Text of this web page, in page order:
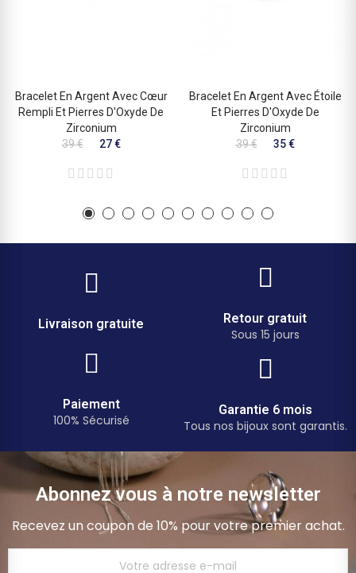
Bracelet En Argent Avec Cœur
Rempli Et Pierres D'Oxyde De
Zirconium
39 €
27 €
Bracelet En Argent Avec Étoile
Et Pierres D'Oxyde De
Zirconium
39 €
35 €
Livraison gratuite
Paiement
100% Sécurisé
Retour gratuit
Sous 15 jours
Garantie 6 mois
Tous nos bijoux sont garantis.
Abonnez vous à notre newsletter
Recevez un coupon de 10% pour votre premier achat.